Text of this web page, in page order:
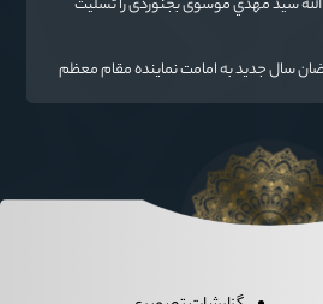
سال جدید به امامت نماینده مقام معظم